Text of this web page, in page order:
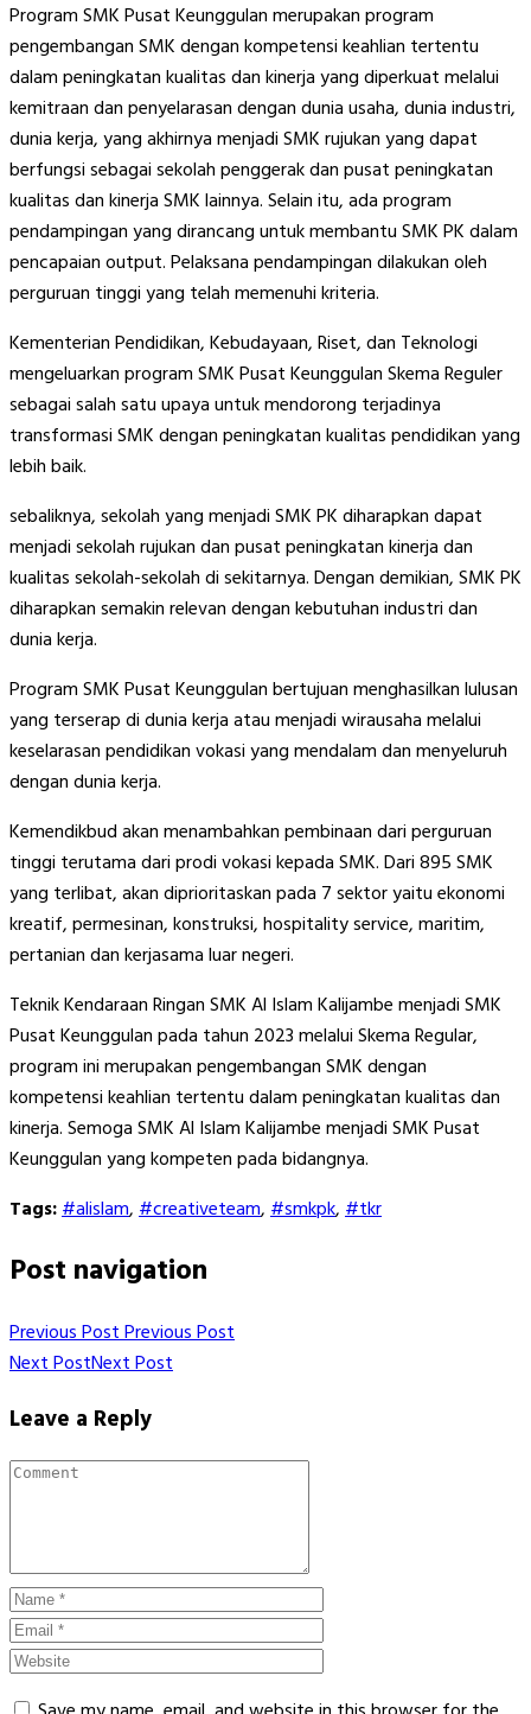
Program SMK Pusat Keunggulan merupakan program
pengembangan SMK dengan kompetensi keahlian tertentu
dalam peningkatan kualitas dan kinerja yang diperkuat melalui
kemitraan dan penyelarasan dengan dunia usaha, dunia industri,
dunia kerja, yang akhirnya menjadi SMK rujukan yang dapat
berfungsi sebagai sekolah penggerak dan pusat peningkatan
kualitas dan kinerja SMK lainnya. Selain itu, ada program
pendampingan yang dirancang untuk membantu SMK PK dalam
pencapaian output. Pelaksana pendampingan dilakukan oleh
perguruan tinggi yang telah memenuhi kriteria.
Kementerian Pendidikan, Kebudayaan, Riset, dan Teknologi
mengeluarkan program SMK Pusat Keunggulan Skema Reguler
sebagai salah satu upaya untuk mendorong terjadinya
transformasi SMK dengan peningkatan kualitas pendidikan yang
lebih baik.
sebaliknya, sekolah yang menjadi SMK PK diharapkan dapat
menjadi sekolah rujukan dan pusat peningkatan kinerja dan
kualitas sekolah-sekolah di sekitarnya. Dengan demikian, SMK PK
diharapkan semakin relevan dengan kebutuhan industri dan
dunia kerja.
Program SMK Pusat Keunggulan bertujuan menghasilkan lulusan
yang terserap di dunia kerja atau menjadi wirausaha melalui
keselarasan pendidikan vokasi yang mendalam dan menyeluruh
dengan dunia kerja.
Kemendikbud akan menambahkan pembinaan dari perguruan
tinggi terutama dari prodi vokasi kepada SMK. Dari 895 SMK
yang terlibat, akan diprioritaskan pada 7 sektor yaitu ekonomi
kreatif, permesinan, konstruksi, hospitality service, maritim,
pertanian dan kerjasama luar negeri.
Teknik Kendaraan Ringan SMK Al Islam Kalijambe menjadi SMK
Pusat Keunggulan pada tahun 2023 melalui Skema Regular,
program ini merupakan pengembangan SMK dengan
kompetensi keahlian tertentu dalam peningkatan kualitas dan
kinerja. Semoga SMK Al Islam Kalijambe menjadi SMK Pusat
Keunggulan yang kompeten pada bidangnya.
Tags:#alislam,#creativeteam,#smkpk,#tkr
Post navigation
Previous PostPrevious Post
Next PostNext Post
Leave a Reply